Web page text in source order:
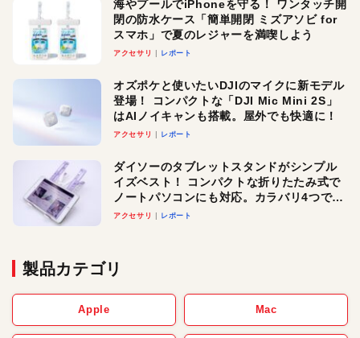
海やプールでiPhoneを守る！ ワンタッチ開
閉の防水ケース「簡単開閉 ミズアソビ for
スマホ」で夏のレジャーを満喫しよう
アクセサリ レポート
オズポケと使いたいDJIのマイクに新モデル
登場！ コンパクトな「DJI Mic Mini 2S」
はAIノイキャンも搭載。屋外でも快適に！
アクセサリ レポート
ダイソーのタブレットスタンドがシンプル
イズベスト！ コンパクトな折りたたみ式で
ノートパソコンにも対応。カラバリ4つで選
べる楽しさも
アクセサリ レポート
製品カテゴリ
Apple Mac